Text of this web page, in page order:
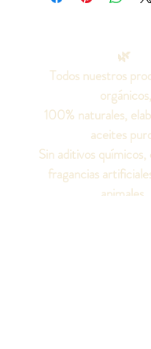
🌿
Todos nuestros
orgánicos,
100% naturales,
aceites
Sin aditivos
fragancias
animales.